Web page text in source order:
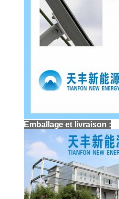
Emballage et livraison :